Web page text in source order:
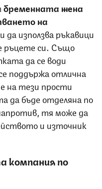
бременната жена
на
да използва ръкавици
ръцете си. Също
да се води
поддържа отлична
на тези прости
да бъде отделяна по
тя може да
и източник
компания по